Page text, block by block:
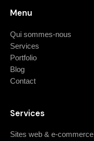
Menu
Qui sommes-nous
Services
Portfolio
Blog
Contact
Services
Sites web & e-commerce